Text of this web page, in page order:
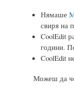
Нямаше
свиря на
CoolEdit
години.
CoolEdit
Можеш да